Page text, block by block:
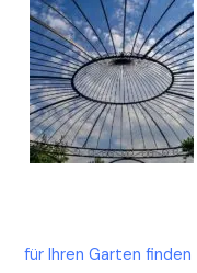
für Ihren Garten finden